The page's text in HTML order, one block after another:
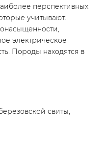
перспективных
учитывают:
электрическое
Породы находятся в
свиты,